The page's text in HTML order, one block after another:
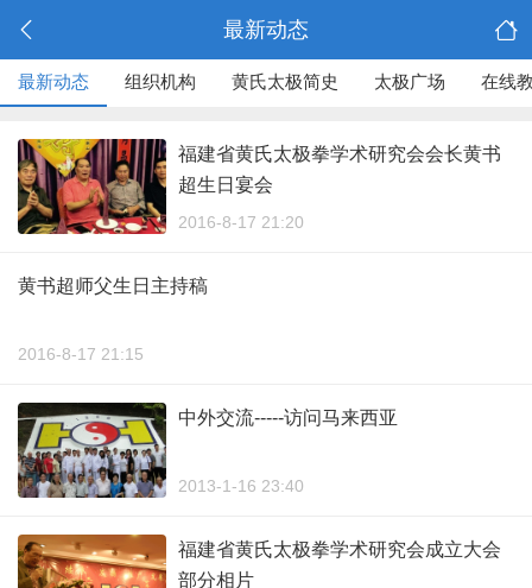
最新动态
最新动态 组织机构 黄氏太极简史 太极广场 在线
福建省黄氏太极拳学术研究会会长黄书
超生日宴会
2016-8-17 21:20
黄书超师父生日主持稿
2016-8-17 21:15
中外交流-----访问马来西亚
2013-1-16 23:40
福建省黄氏太极拳学术研究会成立大会
部分相片